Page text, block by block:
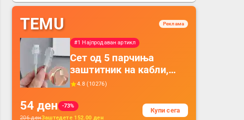
TEMU Реклама
#1 Најпродаван артикл
Сет од 5 парчиња
заштитник на кабли,
прекривка за заштита
додатоци за заштита на
кабли, без батерија, за
4.8 (10276)
54 ден
-73%
206денЗаштедете 152.00 ден
Купи сега